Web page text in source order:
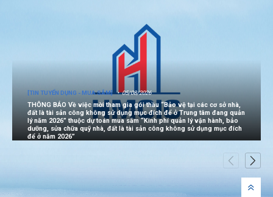
[TIN TUYỂN DỤNG - MUA SẮM] 05/08/2026
THÔNG BÁO Về việc mời tham gia gói thầu “Bảo vệ tại các cơ sở nhà,
đất là tài sản công không sử dụng mục đích để ở Trung tâm đang quản
lý năm 2026” thuộc dự toán mua sắm “Kinh phí quản lý vận hành, bảo
dưỡng, sửa chữa quỹ nhà, đất là tài sản công không sử dụng mục đích
để ở năm 2026”